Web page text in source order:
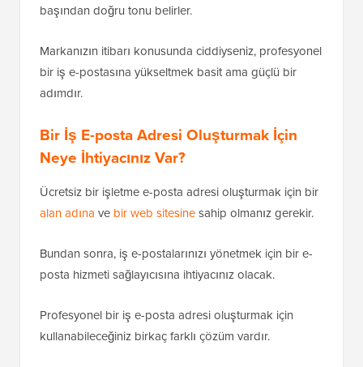
başından doğru tonu belirler.
Markanızın itibarı konusunda ciddiyseniz, profesyonel
bir iş e-postasına yükseltmek basit ama güçlü bir
adımdır.
Bir İş E-posta Adresi Oluşturmak İçin
Neye İhtiyacınız Var?
Ücretsiz bir işletme e-posta adresi oluşturmak için bir
alan adına ve bir web sitesinesahip olmanız gerekir.
Bundan sonra, iş e-postalarınızı yönetmek için bir e-
posta hizmeti sağlayıcısına ihtiyacınız olacak.
Profesyonel bir iş e-posta adresi oluşturmak için
kullanabileceğiniz birkaç farklı çözüm vardır.